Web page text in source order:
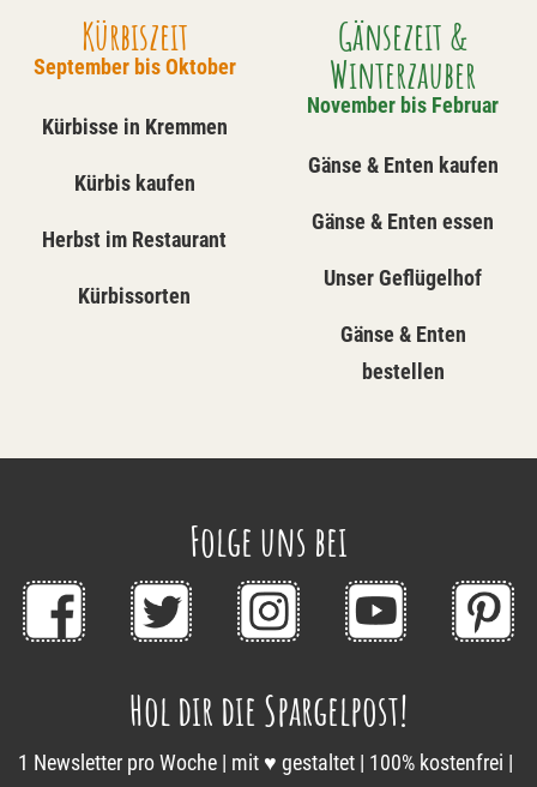
Kürbiszeit
September bis Oktober
Kürbisse in Kremmen
Kürbis kaufen
Herbst im Restaurant
Kürbissorten
Gänsezeit &
Winterzauber
November bis Februar
Gänse & Enten kaufen
Gänse & Enten essen
Unser Geflügelhof
Gänse & Enten
bestellen
Folge uns bei
Hol dir die Spargelpost!
1 Newsletter pro Woche | mit ♥ gestaltet | 100% kostenfrei |